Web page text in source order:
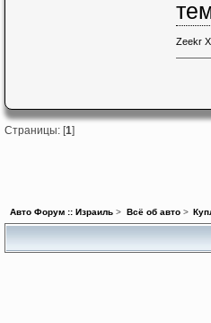
Zeekr
Страницы: [1]
Авто Форум :: Израиль > Всё об авто>